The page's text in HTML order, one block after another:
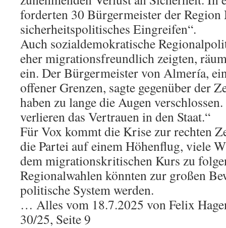
forderten 30 Bürgermeister der
sicherheitspolitisches Eingreifen“.
Auch sozialdemokratische
eher migrationsfreundlich zeigten,
ein. Der Bürgermeister von Almería,
offener Grenzen, sagte gegenüber der
haben zu lange die Augen
verlieren das Vertrauen in den Staat.“
Für Vox kommt die Krise zur rechten
die Partei auf einem Höhenflug, viele
dem migrationskritischen Kurs zu
Regionalwahlen könnten zur großen
politische System werden.
… Alles vom 18.7.2025 von Felix
30/25, Seite 9